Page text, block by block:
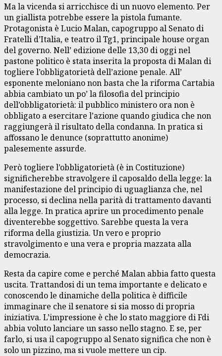
Ma la vicenda si arricchisce di un nuovo elemento. Per
un giallista potrebbe essere la pistola fumante.
Protagonista è Lucio Malan, capogruppo al Senato di
Fratelli d’Italia, e teatro il Tg1, principale house organ
del governo. Nell’ edizione delle 13,30 di oggi nel
pastone politico è stata inserita la proposta di Malan di
togliere l’obbligatorietà dell’azione penale. All’
esponente meloniano non basta che la riforma Cartabia
abbia cambiato un po’ la filosofia del principio
dell’obbligatorietà: il pubblico ministero ora non è
obbligato a esercitare l’azione quando giudica che non
raggiungerà il risultato della condanna. In pratica si
affossano le denunce (soprattutto anonime)
palesemente assurde.
Però togliere l’obbligatorietà (è in Costituzione)
significherebbe stravolgere il caposaldo della legge: la
manifestazione del principio di uguaglianza che, nel
processo, si declina nella parità di trattamento davanti
alla legge. In pratica aprire un procedimento penale
diventerebbe soggettivo. Sarebbe questa la vera
riforma della giustizia. Un vero e proprio
stravolgimento e una vera e propria mazzata alla
democrazia.
Resta da capire come e perché Malan abbia fatto questa
uscita. Trattandosi di un tema importante e delicato e
conoscendo le dinamiche della politica è difficile
immaginare che il senatore si sia mosso di propria
iniziativa. L’impressione è che lo stato maggiore di Fdi
abbia voluto lanciare un sasso nello stagno. E se, per
farlo, si usa il capogruppo al Senato significa che non è
solo un pizzino, ma si vuole mettere un cip.